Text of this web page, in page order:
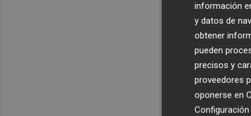
información
y datos de
obtener
pueden
precisos y
proveedores
oponerse en